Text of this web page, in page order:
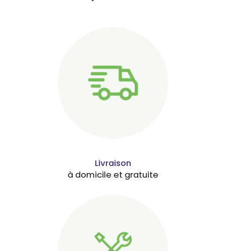
Livraison
à domicile et gratuite